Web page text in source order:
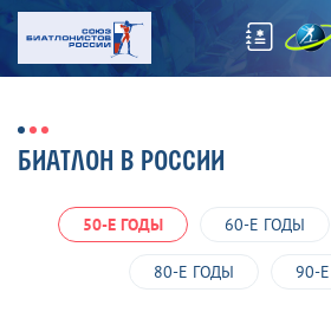
БИАТЛОН В РОССИИ
50-Е ГОДЫ 60-Е ГОДЫ
80-Е ГОДЫ 90-